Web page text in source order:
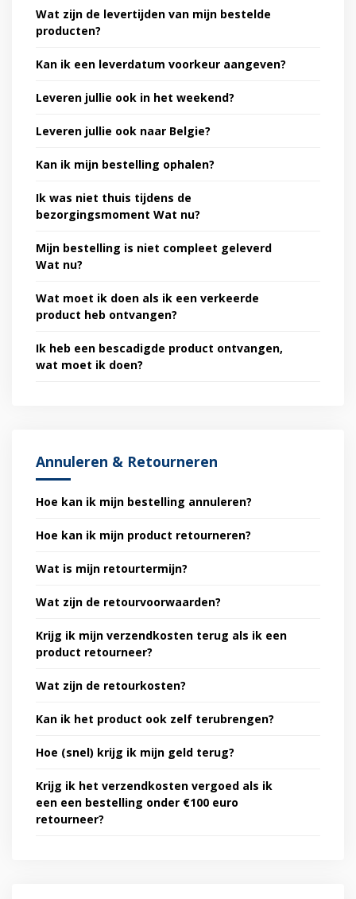
Wat zijn de levertijden van mijn bestelde
producten?
Kan ik een leverdatum voorkeur aangeven?
Leveren jullie ook in het weekend?
Leveren jullie ook naar Belgie?
Kan ik mijn bestelling ophalen?
Ik was niet thuis tijdens de
bezorgingsmoment Wat nu?
Mijn bestelling is niet compleet geleverd
Wat nu?
Wat moet ik doen als ik een verkeerde
product heb ontvangen?
Ik heb een bescadigde product ontvangen,
wat moet ik doen?
Annuleren & Retourneren
Hoe kan ik mijn bestelling annuleren?
Hoe kan ik mijn product retourneren?
Wat is mijn retourtermijn?
Wat zijn de retourvoorwaarden?
Krijg ik mijn verzendkosten terug als ik een
product retourneer?
Wat zijn de retourkosten?
Kan ik het product ook zelf terubrengen?
Hoe (snel) krijg ik mijn geld terug?
Krijg ik het verzendkosten vergoed als ik
een een bestelling onder €100 euro
retourneer?